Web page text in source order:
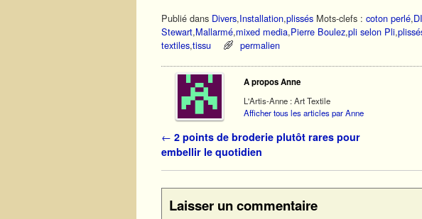
Publié dans Divers,Installation,plissés Mots-clefs : coton perlé,
Stewart,Mallarmé,mixed media,Pierre Boulez,pli selon Pli,
textiles,tissu permalien
A propos Anne
L'Artis-Anne : Art Textile
Afficher tous les articles par Anne
Navigation des articles
← 2 points de broderie plutôt rares pour
embellir le quotidien
Laisser un commentaire